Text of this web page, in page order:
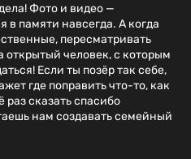
Фото и видео —
в памяти навсегда. А когда
пересматривать
открытый человек, с которым
Если ты позёр так себе,
где поправить что-то, как
раз сказать спасибо
нам создавать семейный